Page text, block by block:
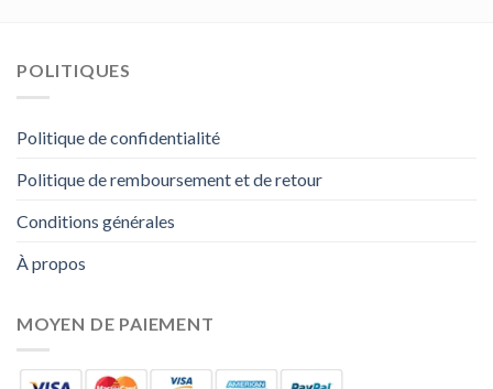
POLITIQUES
Politique de confidentialité
Politique de remboursement et de retour
Conditions générales
À propos
MOYEN DE PAIEMENT